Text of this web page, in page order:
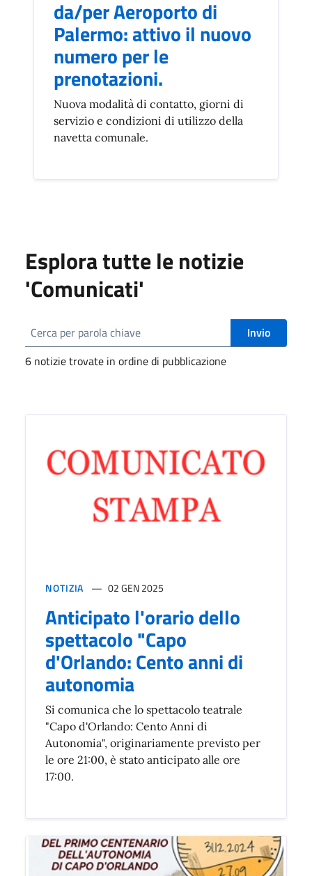
da/per Aeroporto di
Palermo: attivo il nuovo
numero per le
prenotazioni.
Nuova modalità di contatto, giorni di
servizio e condizioni di utilizzo della
navetta comunale.
Esplora tutte le notizie
'Comunicati'
Invio
6 notizie trovate in ordine di pubblicazione
NOTIZIA 02 GEN 2025
Anticipato l'orario dello
spettacolo "Capo
d'Orlando: Cento anni di
autonomia
Si comunica che lo spettacolo teatrale
"Capo d'Orlando: Cento Anni di
Autonomia", originariamente previsto per
le ore 21:00, è stato anticipato alle ore
17:00.